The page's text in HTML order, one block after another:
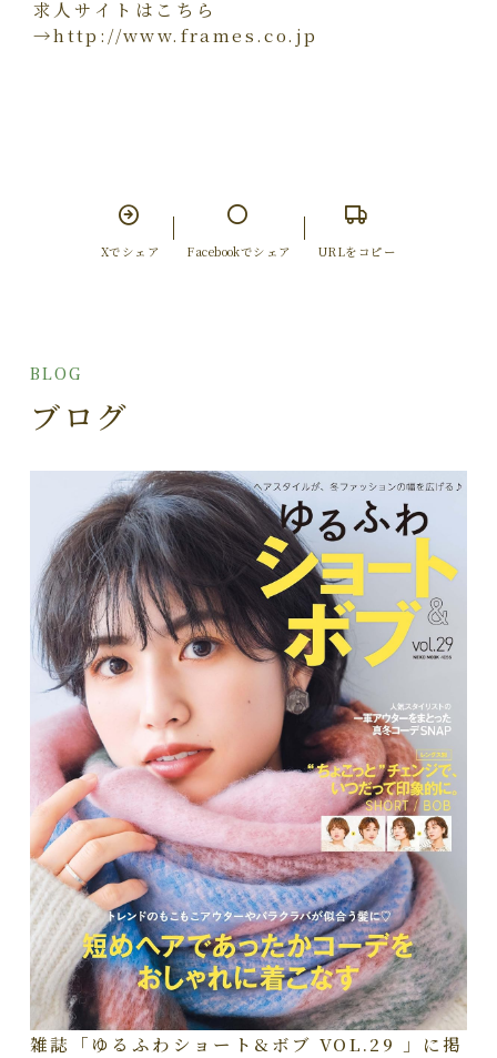
求人サイトはこちら
→http://www.frames.co.jp
Xでシェア Facebookでシェア URLをコピー
BLOG
ブログ
雑誌「ゆるふわショート&ボブ VOL.29 」に掲